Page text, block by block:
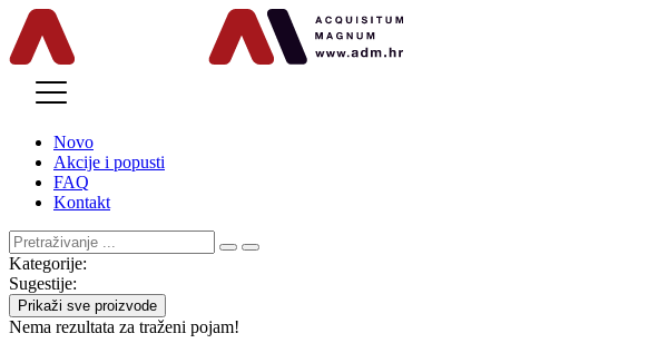
Novo
Akcije i popusti
FAQ
Kontakt
Kategorije:
Sugestije:
Prikaži sve proizvode
Nema rezultata za traženi pojam!